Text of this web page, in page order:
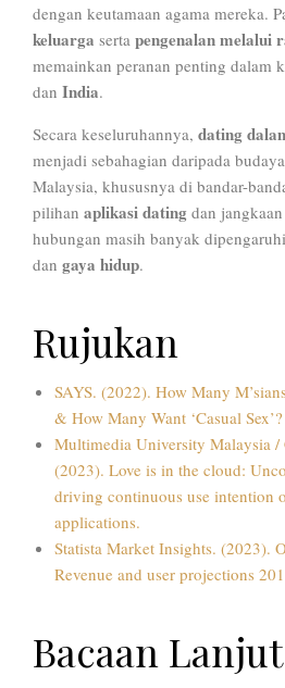
dengan keutamaan agama mereka.
keluarga serta pengenalan melalui
memainkan peranan penting dalam
dan India.
Secara keseluruhannya, dating
menjadi sebahagian daripada
Malaysia, khususnya di bandar-
pilihan aplikasi dating dan
hubungan masih banyak
dan gaya hidup.
Rujukan
SAYS. (2022). How Many
& How Many Want ‘Casual
Multimedia University Malaysia /
(2023). Love is in the cloud:
driving continuous use intention
applications.
Statista Market Insights. (2023).
Revenue and user projections
Bacaan Lanjut